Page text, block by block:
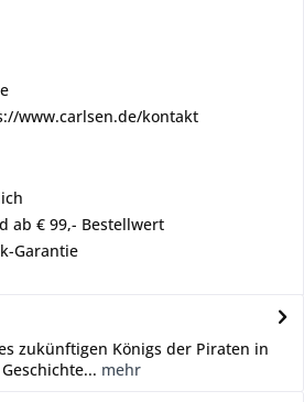
www.carlsen.de/kontakt
ab € 99,- Bestellwert
Garantie
zukünftigen Königs der Piraten in
mehr